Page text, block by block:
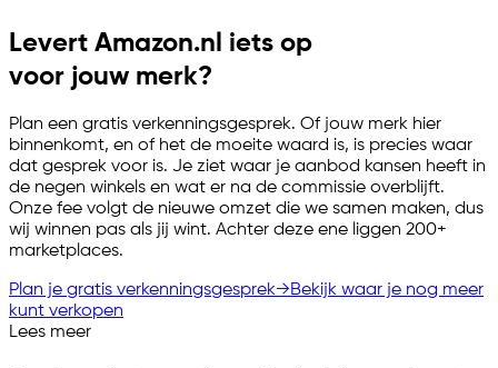
Levert Amazon.nl iets op
voor jouw merk?
Plan een gratis verkenningsgesprek. Of jouw merk hier
binnenkomt, en of het de moeite waard is, is precies waar
dat gesprek voor is. Je ziet waar je aanbod kansen heeft in
de negen winkels en wat er na de commissie overblijft.
Onze fee volgt de nieuwe omzet die we samen maken, dus
wij winnen pas als jij wint. Achter deze ene liggen 200+
marketplaces.
Plan je gratis verkenningsgesprek→Bekijk waar je nog meer
kunt verkopen
Lees meer